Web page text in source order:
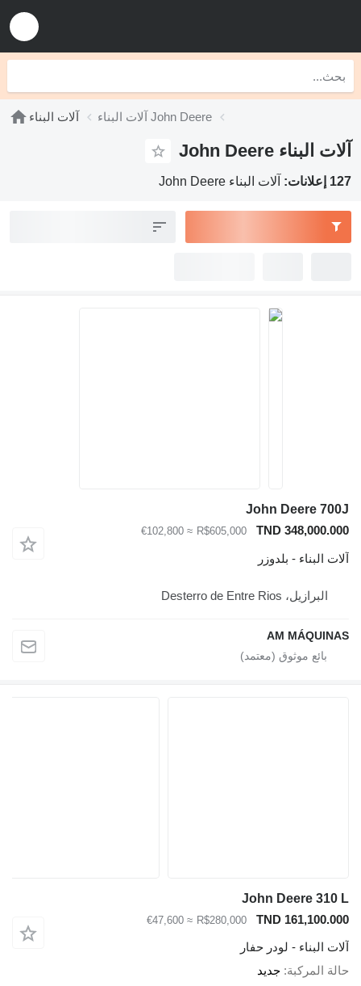
آلات البناء آلات البناء John Deere
آلات البناء John Deere
127 إعلانات: آلات البناء John Deere
John Deere 700J
TND 348,000.000
R$605,000
≈ €102,800
آلات البناء - بلدوزر
البرازيل، Desterro de Entre Rios
AM MÁQUINAS
John Deere 310 L
TND 161,100.000
R$280,000
≈ €47,600
آلات البناء - لودر حفار
حالة المركبة جديد